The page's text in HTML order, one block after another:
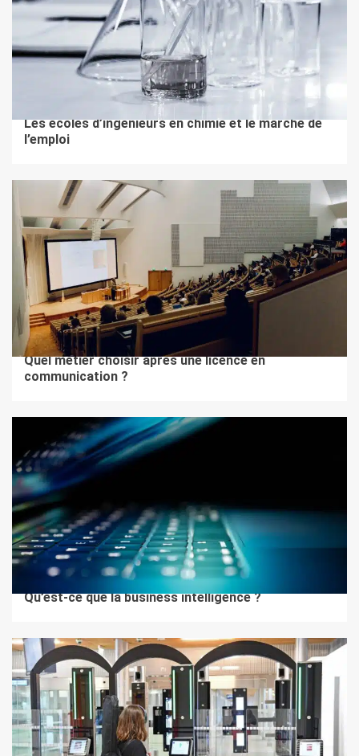
3 min de lecture
Les écoles d’ingénieurs en chimie et le marché de
l’emploi
2 min de lecture
BTOB
Quel métier choisir après une licence en
communication ?
2 min de lecture
Qu’est-ce que la business intelligence ?